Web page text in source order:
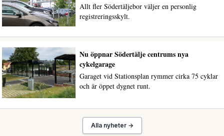
Allt fler Södertäljebor väljer en personlig
registreringsskylt.
Nu öppnar Södertälje centrums nya
cykelgarage
Garaget vid Stationsplan rymmer cirka 75 cyklar
och är öppet dygnet runt.
Alla nyheter →